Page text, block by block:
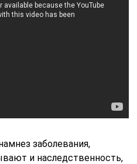
заболевания,
и наследственность,